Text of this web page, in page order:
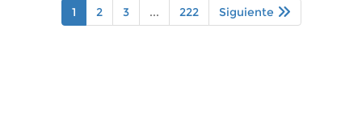
1 2 3 ... 222 Siguiente